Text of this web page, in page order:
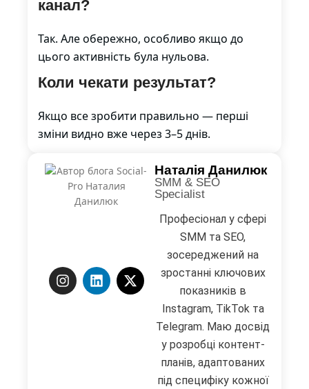
канал?
Так. Але обережно, особливо якщо до
цього активність була нульова.
Коли чекати результат?
Якщо все зробити правильно — перші
зміни видно вже через 3–5 днів.
Наталія Данилюк
SMM & SEO
Specialist
Професіонал у сфері
SMM та SEO,
зосереджений на
зростанні ключових
показників в
Instagram, TikTok та
Telegram. Маю досвід
у розробці контент-
планів, адаптованих
під специфіку кожної